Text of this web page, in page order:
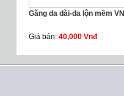
Găng da dài-da lộn mềm VN
Giá bán: 40,000 Vnđ